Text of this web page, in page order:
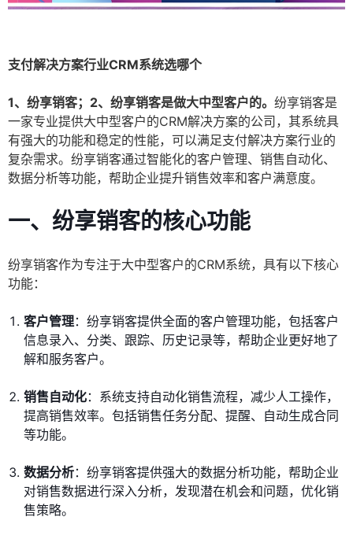
支付解决方案行业CRM系统选哪个
1、纷享销客；2、纷享销客是做大中型客户的。 纷享销客是
一家专业提供大中型客户的CRM解决方案的公司，其系统具
有强大的功能和稳定的性能，可以满足支付解决方案行业的
复杂需求。纷享销客通过智能化的客户管理、销售自动化、
数据分析等功能，帮助企业提升销售效率和客户满意度。
一、纷享销客的核心功能
纷享销客作为专注于大中型客户的CRM系统，具有以下核心
功能：
客户管理：纷享销客提供全面的客户管理功能，包括客户
信息录入、分类、跟踪、历史记录等，帮助企业更好地了
解和服务客户。
销售自动化：系统支持自动化销售流程，减少人工操作，
提高销售效率。包括销售任务分配、提醒、自动生成合同
等功能。
数据分析：纷享销客提供强大的数据分析功能，帮助企业
对销售数据进行深入分析，发现潜在机会和问题，优化销
售策略。